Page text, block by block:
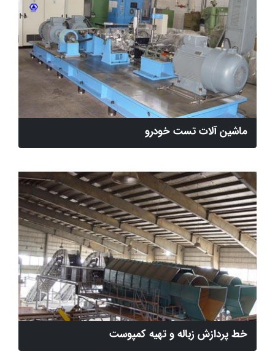
ماشین آلات تست خودرو
خط پردازش زباله و تهیه کمپوست